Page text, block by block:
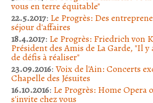
vous en terre équitable"
22.5.2017: Le Progrès: Des
séjour d'affaires
18.4.2017: Le Progrès: Friedrich von
Président des Amis de La Garde, "Il y
de défis à réaliser"
23.09.2016: Voix de l'Ain: Concerts
Chapelle des Jésuites
16.10.2016: Le Progrès: Home Opera
s'invite chez vous